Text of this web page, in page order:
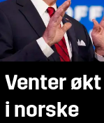
Venter
i norske